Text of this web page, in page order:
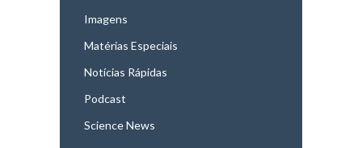
Imagens
Matérias Especiais
Notícias Rápidas
Podcast
Science News